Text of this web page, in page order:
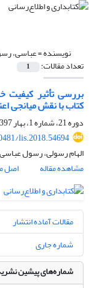
نویسنده =عباسی،
تعداد مقالات: 1
بررسی تأثیر کیفیت
کتاب با نقش میانجی
دوره 21، شماره 1، بهار 1397، صفحه
lis.2018.54694
الهام رسولی، رسول
مشاهده مقاله
اصل
مقالات آماده انتشار
شماره جاری
شماره‌های پیشین